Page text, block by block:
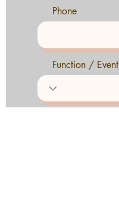
Phone
Function / Event